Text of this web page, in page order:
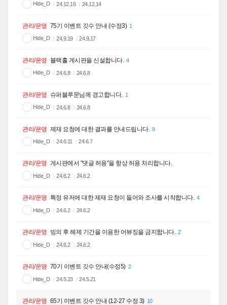
Hide_D 24.12.16 24.12.14
관리/운영 75기 이벤트 깃수 안내 (수정3) 1
Hide_D 24.9.19 24.9.17
관리/운영 블랙홀 게시판을 신설합니다. 4
Hide_D 24.6.8 24.6.8
관리/운영 슈퍼블루문님께 경고합니다. 1
Hide_D 24.6.8 24.6.8
관리/운영 제재 요청에 대한 결과를 안내드립니다. 9
Hide_D 24.6.11 24.6.7
관리/운영 게시판에서 "댓글 허용"을 항상 허용 처리합니다.
Hide_D 24.6.2 24.6.2
관리/운영 특정 유저에 대한 제재 요청이 들어와 조사를 시작합니다. 4
Hide_D 24.6.2 24.6.2
관리/운영 빙의 후 해제 기간을 이용한 어뷰징을 금지합니다. 2
Hide_D 24.6.2 24.6.2
관리/운영 70기 이벤트 깃수 안내(수정5) 2
Hide_D 24.5.23 24.5.21
관리/운영 65기 이벤트 깃수 안내 (12-27 수정 3) 10